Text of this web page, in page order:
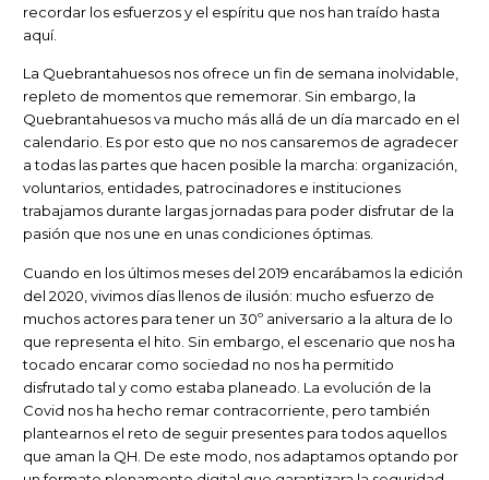
recordar los esfuerzos y el espíritu que nos han traído hasta
aquí.
La Quebrantahuesos nos ofrece un fin de semana inolvidable,
repleto de momentos que rememorar. Sin embargo, la
Quebrantahuesos va mucho más allá de un día marcado en el
calendario. Es por esto que no nos cansaremos de agradecer
a todas las partes que hacen posible la marcha: organización,
voluntarios, entidades, patrocinadores e instituciones
trabajamos durante largas jornadas para poder disfrutar de la
pasión que nos une en unas condiciones óptimas.
Cuando en los últimos meses del 2019 encarábamos la edición
del 2020, vivimos días llenos de ilusión: mucho esfuerzo de
muchos actores para tener un 30º aniversario a la altura de lo
que representa el hito. Sin embargo, el escenario que nos ha
tocado encarar como sociedad no nos ha permitido
disfrutado tal y como estaba planeado. La evolución de la
Covid nos ha hecho remar contracorriente, pero también
plantearnos el reto de seguir presentes para todos aquellos
que aman la QH. De este modo, nos adaptamos optando por